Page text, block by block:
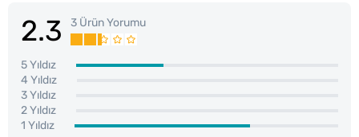
2.3 3 Ürün Yorumu
5 Yıldız
4 Yıldız
3 Yıldız
2 Yıldız
1 Yıldız